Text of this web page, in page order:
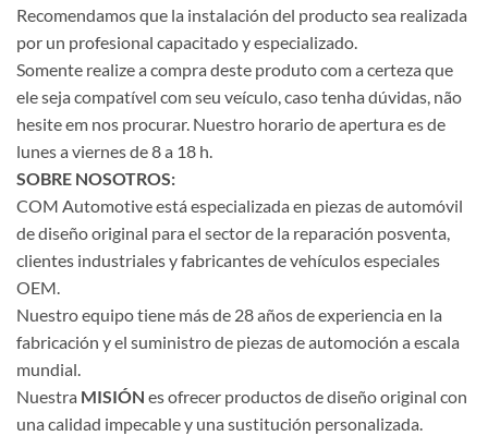
Recomendamos que la instalación del producto sea realizada
por un profesional capacitado y especializado.
Somente realize a compra deste produto com a certeza que
ele seja compatível com seu veículo, caso tenha dúvidas, não
hesite em nos procurar. Nuestro horario de apertura es de
lunes a viernes de 8 a 18 h.
SOBRE NOSOTROS:
COM Automotive está especializada en piezas de automóvil
de diseño original para el sector de la reparación posventa,
clientes industriales y fabricantes de vehículos especiales
OEM.
Nuestro equipo tiene más de 28 años de experiencia en la
fabricación y el suministro de piezas de automoción a escala
mundial.
Nuestra MISIÓN es ofrecer productos de diseño original con
una calidad impecable y una sustitución personalizada.